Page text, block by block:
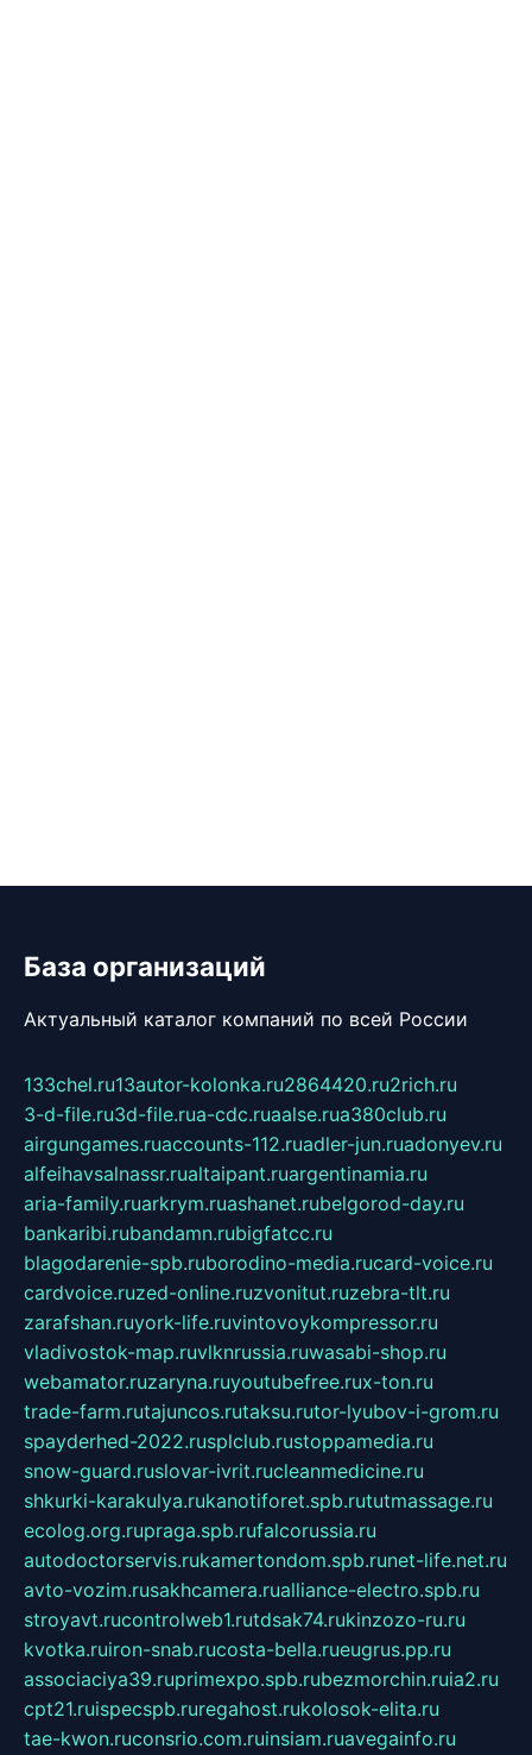
База организаций
Актуальный каталог компаний по всей России
133chel.ru13autor-kolonka.ru2864420.ru2rich.ru
3-d-file.ru3d-file.rua-cdc.ruaalse.rua380club.ru
airgungames.ruaccounts-112.ruadler-jun.ruadonyev.ru
alfeihavsalnassr.rualtaipant.ruargentinamia.ru
aria-family.ruarkrym.ruashanet.rubelgorod-day.ru
bankaribi.rubandamn.rubigfatcc.ru
blagodarenie-spb.ruborodino-media.rucard-voice.ru
cardvoice.ruzed-online.ruzvonitut.ruzebra-tlt.ru
zarafshan.ruyork-life.ruvintovoykompressor.ru
vladivostok-map.ruvlknrussia.ruwasabi-shop.ru
webamator.ruzaryna.ruyoutubefree.rux-ton.ru
trade-farm.rutajuncos.rutaksu.rutor-lyubov-i-grom.ru
spayderhed-2022.rusplclub.rustoppamedia.ru
snow-guard.ruslovar-ivrit.rucleanmedicine.ru
shkurki-karakulya.rukanotiforet.spb.rututmassage.ru
ecolog.org.rupraga.spb.rufalcorussia.ru
autodoctorservis.rukamertondom.spb.runet-life.net.ru
avto-vozim.rusakhcamera.rualliance-electro.spb.ru
stroyavt.rucontrolweb1.rutdsak74.rukinzozo-ru.ru
kvotka.ruiron-snab.rucosta-bella.rueugrus.pp.ru
associaciya39.ruprimexpo.spb.rubezmorchin.ruia2.ru
cpt21.ruispecspb.ruregahost.rukolosok-elita.ru
tae-kwon.ruconsrio.com.ruinsiam.ruavegainfo.ru